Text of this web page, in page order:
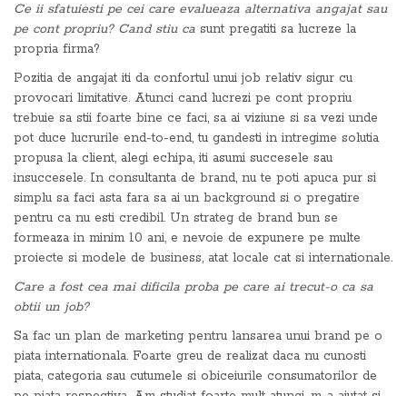
Ce ii sfatuiesti pe cei care evalueaza alternativa angajat sau
pe cont propriu? Cand stiu ca sunt pregatiti sa lucreze la
propria firma?
Pozitia de angajat iti da confortul unui job relativ sigur cu
provocari limitative. Atunci cand lucrezi pe cont propriu
trebuie sa stii foarte bine ce faci, sa ai viziune si sa vezi unde
pot duce lucrurile end-to-end, tu gandesti in intregime solutia
propusa la client, alegi echipa, iti asumi succesele sau
insuccesele. In consultanta de brand, nu te poti apuca pur si
simplu sa faci asta fara sa ai un background si o pregatire
pentru ca nu esti credibil. Un strateg de brand bun se
formeaza in minim 10 ani, e nevoie de expunere pe multe
proiecte si modele de business, atat locale cat si internationale.
Care a fost cea mai dificila proba pe care ai trecut-o ca sa
obtii un job?
Sa fac un plan de marketing pentru lansarea unui brand pe o
piata internationala. Foarte greu de realizat daca nu cunosti
piata, categoria sau cutumele si obiceiurile consumatorilor de